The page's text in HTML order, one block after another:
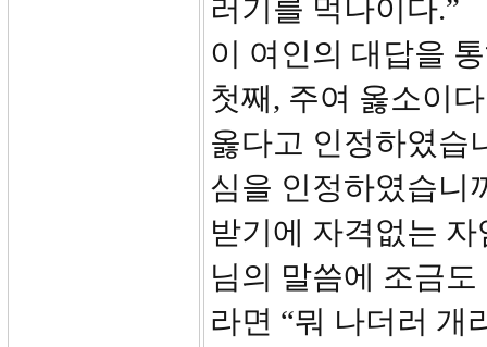
러기를 먹나이다.”
이 여인의 대답을
첫째, 주여 옳소이
옳다고 인정하였습
심을 인정하였습니
받기에 자격없는
님의 말씀에 조금
라면 “뭐 나더러 개